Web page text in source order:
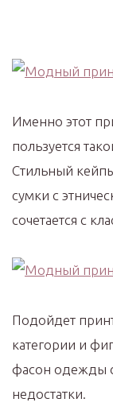
Именно этот
пользуется
Стильный
сумки с
сочетается с
Подойдет
категории и
фасон одежды
недостатки.